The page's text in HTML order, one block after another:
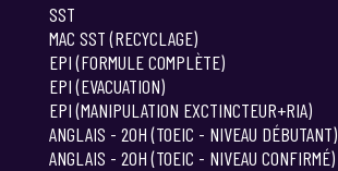
SST
MAC SST (RECYCLAGE)
EPI (FORMULE COMPLÈTE)
EPI (EVACUATION)
EPI (MANIPULATION EXCTINCTEUR+RIA)
ANGLAIS - 20H (TOEIC - NIVEAU DÉBUTANT)
ANGLAIS - 20H (TOEIC - NIVEAU CONFIRMÉ)